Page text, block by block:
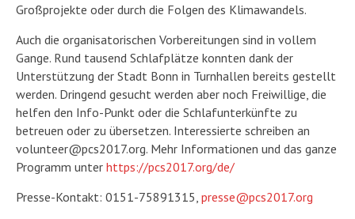
Großprojekte oder durch die Folgen des Klimawandels.
Auch die organisatorischen Vorbereitungen sind in vollem
Gange. Rund tausend Schlafplätze konnten dank der
Unterstützung der Stadt Bonn in Turnhallen bereits gestellt
werden. Dringend gesucht werden aber noch Freiwillige, die
helfen den Info-Punkt oder die Schlafunterkünfte zu
betreuen oder zu übersetzen. Interessierte schreiben an
volunteer@pcs2017.org. Mehr Informationen und das ganze
Programm unter https://pcs2017.org/de/
Presse-Kontakt: 0151-75891315, presse@pcs2017.org